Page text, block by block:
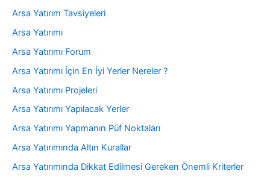
Arsa Yatırım Tavsiyeleri
Arsa Yatırımı
Arsa Yatırımı Forum
Arsa Yatırımı İçin En İyi Yerler Nereler ?
Arsa Yatırımı Projeleri
Arsa Yatırımı Yapılacak Yerler
Arsa Yatırımı Yapmanın Püf Noktaları
Arsa Yatırımında Altın Kurallar
Arsa Yatırımında Dikkat Edilmesi Gereken Önemli Kriterler